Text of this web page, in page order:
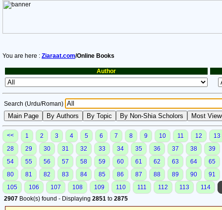
You are here : Ziaraat.com/Online Books
Author
Search (Urdu/Roman)
<< 1 2 3 4 5 6 7 8 9 10 11 12
13
28
29 30 31 32 33 34 35 36 37 38
39
54
55 56 57 58 59 60 61 62 63 64
65
80
81 82 83 84 85 86 87 88 89 90
91
105
106 107 108 109 110 111 112 113
114
2907 Book(s) found - Displaying 2851 to 2875